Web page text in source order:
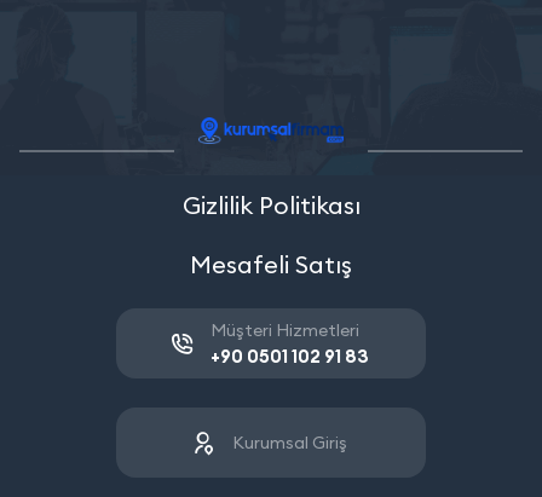
Gizlilik Politikası
Mesafeli Satış
Müşteri Hizmetleri
+90 0501 102 91 83
Kurumsal Giriş